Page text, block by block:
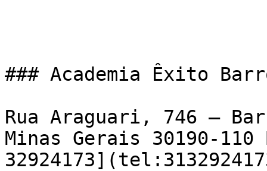
### Academia Êxito
Rua Araguari, 746 –
Minas Gerais 30190-